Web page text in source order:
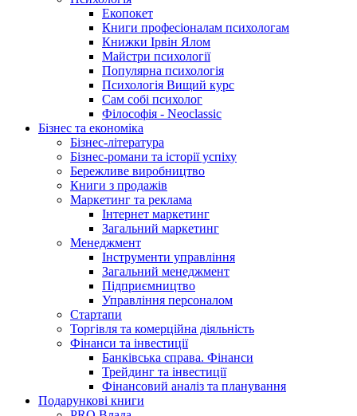
Екопокет
Книги професіоналам психологам
Книжки Ірвін Ялом
Майстри психології
Популярна психологія
Психологія Вищий курс
Сам собі психолог
Філософія - Neoclassic
Бізнес та економіка
Бізнес-література
Бізнес-романи та історії успіху
Бережливе виробництво
Книги з продажів
Маркетинг та реклама
Інтернет маркетинг
Загальний маркетинг
Менеджмент
Інструменти управління
Загальний менеджмент
Підприємництво
Управління персоналом
Стартапи
Торгівля та комерційна діяльність
Фінанси та інвестиції
Банківська справа. Фінанси
Трейдинг та інвестиції
Фінансовий аналіз та планування
Подарункові книги